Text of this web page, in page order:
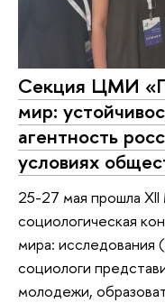
Секция ЦМИ
мир:
агентность
условиях
25-27 мая прошла
социологическая
мира: исследования
социологи
молодежи,